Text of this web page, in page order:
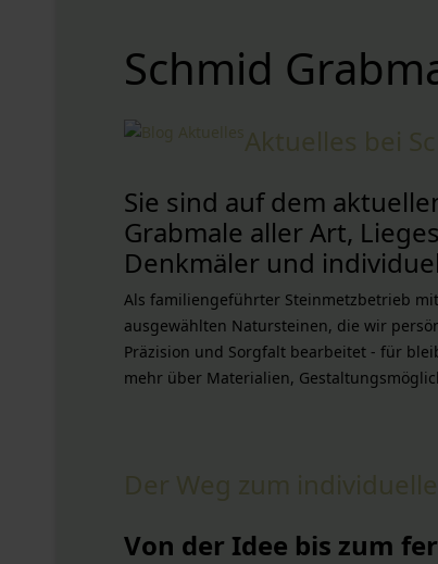
Schmid
Aktuelles bei
Sie sind auf dem
Grabmale aller Art,
Denkmäler und
Als familiengeführter Steinmetzbetrieb
ausgewählten Natursteinen, die wir
Präzision und Sorgfalt bearbeitet - für
mehr über Materialien,
Der Weg zum
Von der Idee bis zum